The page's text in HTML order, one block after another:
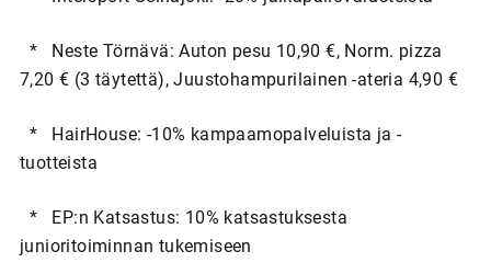
* Neste Törnävä: Auton pesu 10,90 €, Norm. pizza
7,20 € (3 täytettä), Juustohampurilainen -ateria 4,90 €
* HairHouse: -10% kampaamopalveluista ja -
tuotteista
* EP:n Katsastus: 10% katsastuksesta
junioritoiminnan tukemiseen